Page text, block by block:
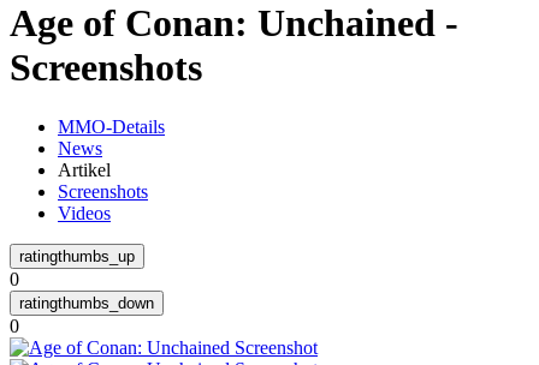
Age of Conan: Unchained -
Screenshots
MMO-Details
News
Artikel
Screenshots
Videos
0
0